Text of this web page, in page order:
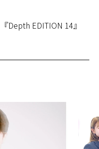
『Depth EDITION 14』